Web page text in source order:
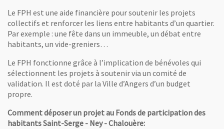
Le FPH est une aide financière pour soutenir les projets
collectifs et renforcer les liens entre habitants d’un quartier.
Par exemple : une fête dans un immeuble, un débat entre
habitants, un vide-greniers…
Le FPH fonctionne grâce à l’implication de bénévoles qui
sélectionnent les projets à soutenir via un comité de
validation. Il est doté par la Ville d’Angers d’un budget
propre.
Comment déposer un projet au Fonds de participation des
habitants Saint-Serge - Ney - Chalouère: